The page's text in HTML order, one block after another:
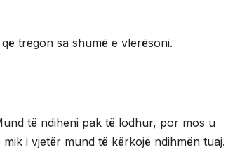
tregon sa shumë e vlerësoni.
të ndiheni pak të lodhur, por mos u
i vjetër mund të kërkojë ndihmën tuaj.